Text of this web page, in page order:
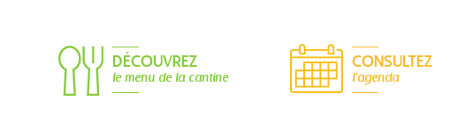
DÉCOUVREZ
le menu de la cantine
CONSULTEZ
l'agenda